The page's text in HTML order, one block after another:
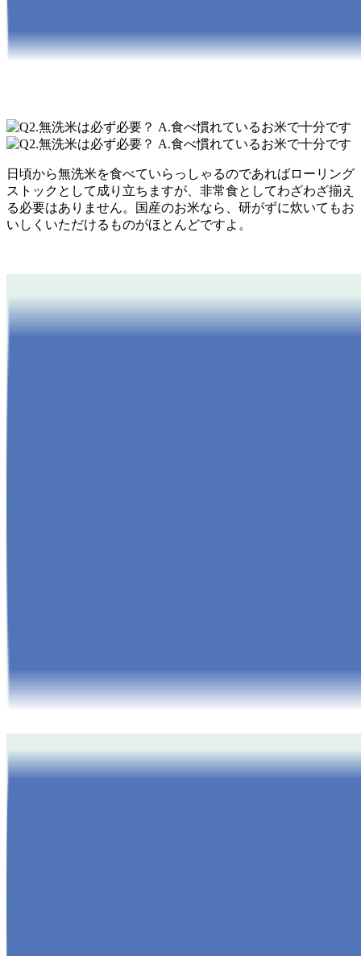
日頃から無洗米を食べていらっしゃるのであればローリング
ストックとして成り立ちますが、非常食としてわざわざ揃え
る必要はありません。国産のお米なら、研がずに炊いてもお
いしくいただけるものがほとんどですよ。